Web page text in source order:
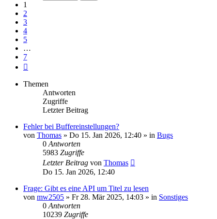
1
2
3
4
5
…
7
Themen
Antworten
Zugriffe
Letzter Beitrag
Fehler bei Buffereinstellungen?
von Thomas » Do 15. Jan 2026, 12:40 » in Bugs
0 Antworten
5983 Zugriffe
Letzter Beitrag von Thomas
Do 15. Jan 2026, 12:40
Frage: Gibt es eine API um Titel zu lesen
von mw2505 » Fr 28. Mär 2025, 14:03 » in Sonstiges
0 Antworten
10239 Zugriffe